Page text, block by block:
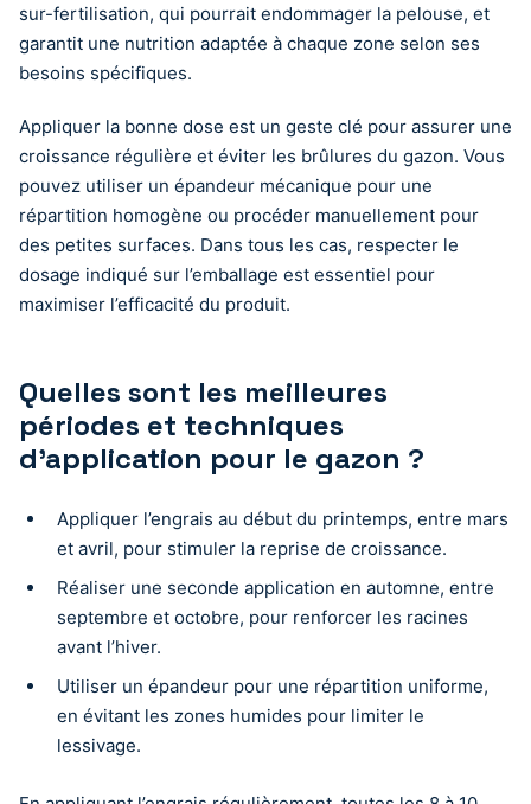
sur-fertilisation, qui pourrait endommager la pelouse, et
garantit une nutrition adaptée à chaque zone selon ses
besoins spécifiques.
Appliquer la bonne dose est un geste clé pour assurer une
croissance régulière et éviter les brûlures du gazon. Vous
pouvez utiliser un épandeur mécanique pour une
répartition homogène ou procéder manuellement pour
des petites surfaces. Dans tous les cas, respecter le
dosage indiqué sur l’emballage est essentiel pour
maximiser l’efficacité du produit.
Quelles sont les meilleures
périodes et techniques
d’application pour le gazon ?
Appliquer l’engrais au début du printemps, entre mars
et avril, pour stimuler la reprise de croissance.
Réaliser une seconde application en automne, entre
septembre et octobre, pour renforcer les racines
avant l’hiver.
Utiliser un épandeur pour une répartition uniforme,
en évitant les zones humides pour limiter le
lessivage.